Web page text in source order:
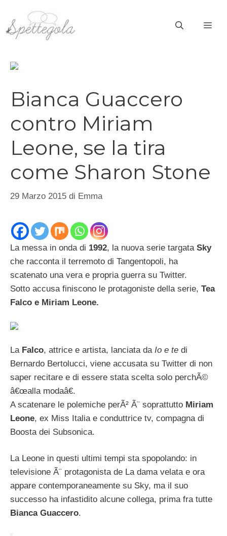
contenuto
Bianca Guaccero
contro Miriam
Leone, se la tira
come Sharon Stone
29 Marzo 2015 di Emma
La messa in onda di 1992, la nuova serie targata Sky
che racconta il terremoto di Tangentopoli, ha
scatenato una vera e propria guerra su Twitter.
Sotto accusa finiscono le protagoniste della serie, Tea
Falco e Miriam Leone.
La Falco, attrice e artista, lanciata da Io e te di
Bernardo Bertolucci, viene accusata su Twitter di non
saper recitare e di essere stata scelta solo perchÃ©
â€œalla modaâ€.
A scatenare le polemiche perÃ² Ã¨ soprattutto Miriam
Leone, ex Miss Italia e conduttrice tv, compagna di
Boosta dei Subsonica.
La Leone in questi ultimi tempi sta spopolando: in
televisione Ã¨ protagonista de La dama velata e ora
appare contemporaneamente su Sky, ma il suo
successo ha infastidito alcune collega, prima fra tutte
Bianca Guaccero.